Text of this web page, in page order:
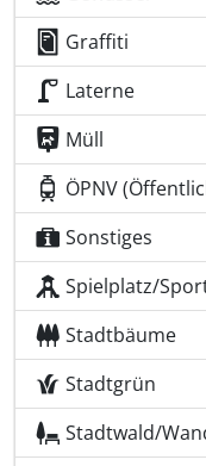
Graffiti
Laterne
Müll
ÖPNV
Sonstiges
Spielplatz/
Stadtbäume
Stadtgrün
Stadtwald/